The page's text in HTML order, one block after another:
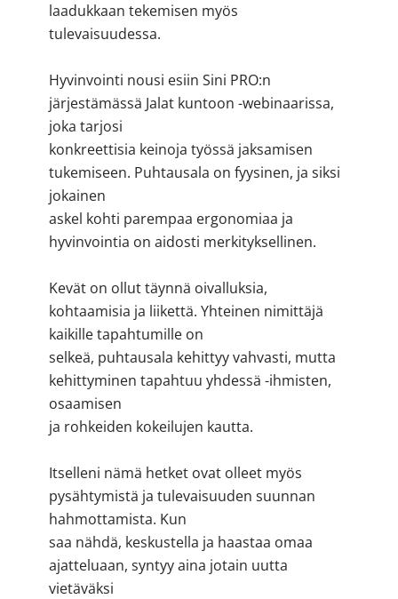
laadukkaan tekemisen myös
tulevaisuudessa.
Hyvinvointi nousi esiin Sini PRO:n
järjestämässä Jalat kuntoon -webinaarissa,
joka tarjosi
konkreettisia keinoja työssä jaksamisen
tukemiseen. Puhtausala on fyysinen, ja siksi
jokainen
askel kohti parempaa ergonomiaa ja
hyvinvointia on aidosti merkityksellinen.
Kevät on ollut täynnä oivalluksia,
kohtaamisia ja liikettä. Yhteinen nimittäjä
kaikille tapahtumille on
selkeä, puhtausala kehittyy vahvasti, mutta
kehittyminen tapahtuu yhdessä -ihmisten,
osaamisen
ja rohkeiden kokeilujen kautta.
Itselleni nämä hetket ovat olleet myös
pysähtymistä ja tulevaisuuden suunnan
hahmottamista. Kun
saa nähdä, keskustella ja haastaa omaa
ajatteluaan, syntyy aina jotain uutta
vietäväksi